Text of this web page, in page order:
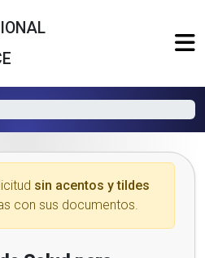
sin acentos y tildes
con sus documentos.